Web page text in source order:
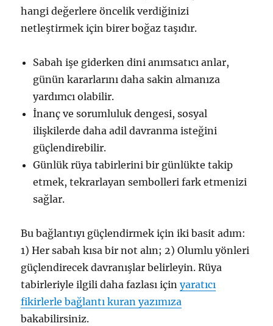
hangi değerlere öncelik verdiğinizi
netleştirmek için birer boğaz taşıdır.
Sabah işe giderken dini anımsatıcı anlar,
günün kararlarını daha sakin almanıza
yardımcı olabilir.
İnanç ve sorumluluk dengesi, sosyal
ilişkilerde daha adil davranma isteğini
güçlendirebilir.
Günlük rüya tabirlerini bir günlükte takip
etmek, tekrarlayan sembolleri fark etmenizi
sağlar.
Bu bağlantıyı güçlendirmek için iki basit adım:
1) Her sabah kısa bir not alın; 2) Olumlu yönleri
güçlendirecek davranışlar belirleyin. Rüya
tabirleriyle ilgili daha fazlası içinyaratıcı
fikirlerle bağlantı kuran yazımıza
bakabilirsiniz.